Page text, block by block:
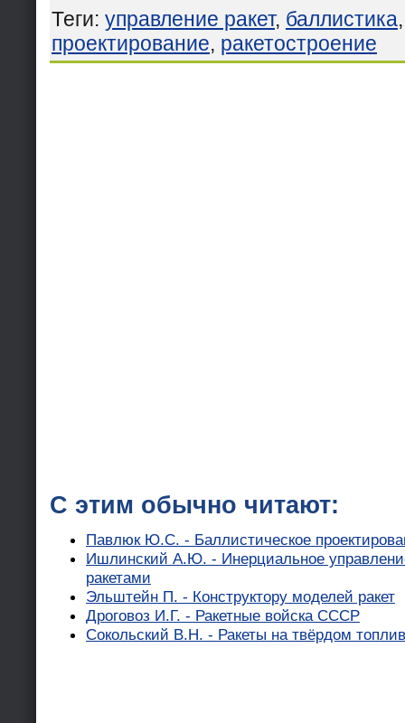
Теги: управление ракет, баллистика
проектирование, ракетостроение
С этим обычно читают:
Павлюк Ю.С. - Баллистическое
Ишлинский А.Ю. - Инерциальное
ракетами
Эльштейн П. - Конструктору моделей ракет
Дроговоз И.Г. - Ракетные войска СССР
Сокольский В.Н. - Ракеты на твёрдом